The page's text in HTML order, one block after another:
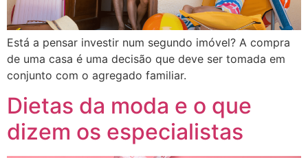
Está a pensar investir num segundo imóvel? A compra
de uma casa é uma decisão que deve ser tomada em
conjunto com o agregado familiar.
Dietas da moda e o que
dizem os especialistas